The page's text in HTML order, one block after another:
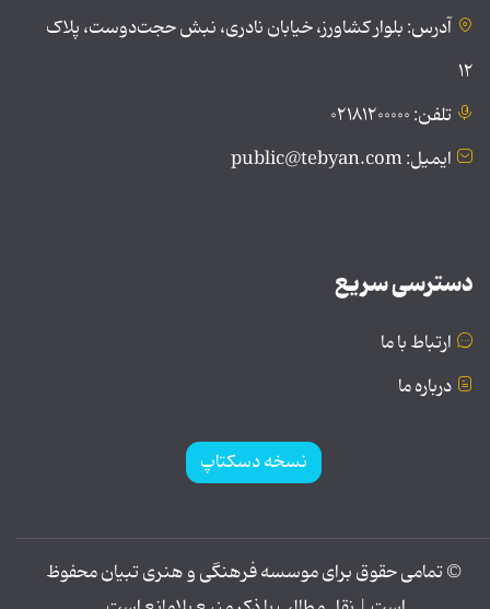
آدرس: بلوار کشاورز، خیابان نادری، نبش حجت‌دوست، پلاک
۱۲
تلفن: ۰۲۱۸۱۲۰۰۰۰۰
ایمیل: public@tebyan.com
دسترسی سریع
ارتباط با ما
درباره ما
نسخه دسکتاپ
© تمامی حقوق برای موسسه فرهنگی و هنری تبیان محفوظ